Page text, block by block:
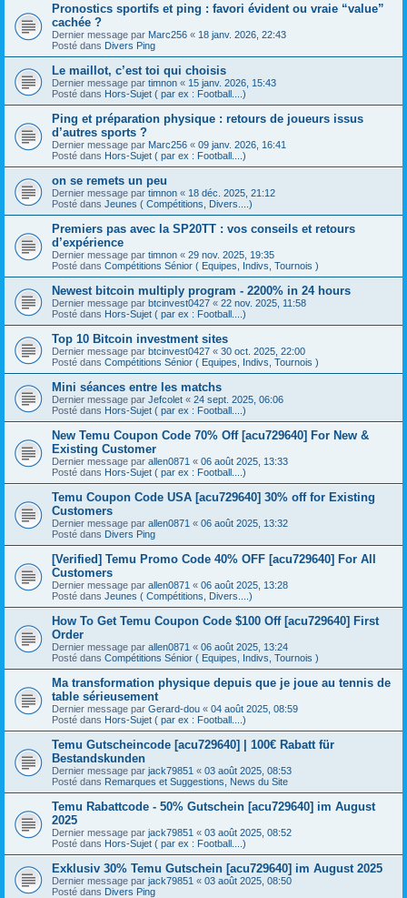
Pronostics sportifs et ping : favori évident ou vraie “value”
cachée ?
Dernier message par Marc256 « 18 janv. 2026, 22:43
Posté dans Divers Ping
Le maillot, c’est toi qui choisis
Dernier message par timnon « 15 janv. 2026, 15:43
Posté dans Hors-Sujet ( par ex : Football....)
Ping et préparation physique : retours de joueurs issus
d’autres sports ?
Dernier message par Marc256 « 09 janv. 2026, 16:41
Posté dans Hors-Sujet ( par ex : Football....)
on se remets un peu
Dernier message par timnon « 18 déc. 2025, 21:12
Posté dans Jeunes ( Compétitions, Divers....)
Premiers pas avec la SP20TT : vos conseils et retours
d’expérience
Dernier message par timnon « 29 nov. 2025, 19:35
Posté dans Compétitions Sénior ( Equipes, Indivs, Tournois )
Newest bitcoin multiply program - 2200% in 24 hours
Dernier message par btcinvest0427 « 22 nov. 2025, 11:58
Posté dans Hors-Sujet ( par ex : Football....)
Top 10 Bitcoin investment sites
Dernier message par btcinvest0427 « 30 oct. 2025, 22:00
Posté dans Compétitions Sénior ( Equipes, Indivs, Tournois )
Mini séances entre les matchs
Dernier message par Jefcolet « 24 sept. 2025, 06:06
Posté dans Hors-Sujet ( par ex : Football....)
New Temu Coupon Code 70% Off [acu729640] For New &
Existing Customer
Dernier message par allen0871 « 06 août 2025, 13:33
Posté dans Hors-Sujet ( par ex : Football....)
Temu Coupon Code USA [acu729640] 30% off for Existing
Customers
Dernier message par allen0871 « 06 août 2025, 13:32
Posté dans Divers Ping
[Verified] Temu Promo Code 40% OFF [acu729640] For All
Customers
Dernier message par allen0871 « 06 août 2025, 13:28
Posté dans Jeunes ( Compétitions, Divers....)
How To Get Temu Coupon Code $100 Off [acu729640] First
Order
Dernier message par allen0871 « 06 août 2025, 13:24
Posté dans Compétitions Sénior ( Equipes, Indivs, Tournois )
Ma transformation physique depuis que je joue au tennis de
table sérieusement
Dernier message par Gerard-dou « 04 août 2025, 08:59
Posté dans Hors-Sujet ( par ex : Football....)
Temu Gutscheincode [acu729640] | 100€ Rabatt für
Bestandskunden
Dernier message par jack79851 « 03 août 2025, 08:53
Posté dans Remarques et Suggestions, News du Site
Temu Rabattcode - 50% Gutschein [acu729640] im August
2025
Dernier message par jack79851 « 03 août 2025, 08:52
Posté dans Hors-Sujet ( par ex : Football....)
Exklusiv 30% Temu Gutschein [acu729640] im August 2025
Dernier message par jack79851 « 03 août 2025, 08:50
Posté dans Divers Ping